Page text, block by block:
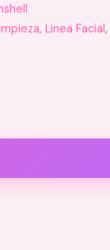
, Linea Facial,